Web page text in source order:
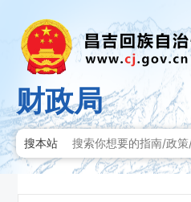
财政局
搜本站